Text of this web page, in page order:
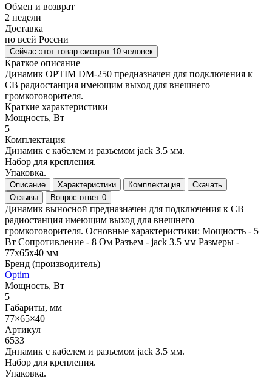
Обмен и возврат
2 недели
Доставка
по всей России
Сейчас этот товар смотрят 10 человек
Краткое описание
Динамик OPTIM DM-250 предназначен для подключения к
CB радиостанция имеющим выход для внешнего
громкоговорителя.
Краткие характеристики
Мощность, Вт
5
Комплектация
Динамик с кабелем и разъемом jack 3.5 мм.
Набор для крепления.
Упаковка.
Описание Характеристики Комплектация
Скачать
Отзывы
Вопрос-ответ 0
Динамик выносной предназначен для подключения к CB
радиостанция имеющим выход для внешнего
громкоговорителя. Основные характеристики: Мощность - 5
Вт Сопротивление - 8 Ом Разъем - jack 3.5 мм Размеры -
77x65x40 мм
Бренд (производитель)
Optim
Мощность, Вт
5
Габариты, мм
77×65×40
Артикул
6533
Динамик с кабелем и разъемом jack 3.5 мм.
Набор для крепления.
Упаковка.